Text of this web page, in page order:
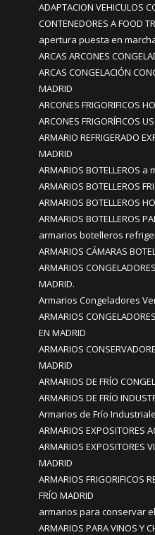
ADAPTACION VEHICULOS
CONTENEDORES A FOOD
apertura puesta en
ARCAS ARCONES
ARCAS CONGELACIÓN
MADRID
ARCONES FRIGORIFICOS
ARCONES FRIGORÍFICOS
ARMARIO REFRIGERADO
MADRID
ARMARIOS BOTELLEROS a
ARMARIOS BOTELLEROS
ARMARIOS BOTELLEROS
ARMARIOS BOTELLEROS
armarios botelleros
ARMARIOS CÁMARAS
ARMARIOS
MADRID.
Armarios Congeladores
ARMARIOS
EN MADRID
ARMARIOS
MADRID
ARMARIOS DE FRÍO
ARMARIOS DE FRÍO
Armarios de Frío
ARMARIOS EXPOSITORES
ARMARIOS EXPOSITORES
MADRID
ARMARIOS FRIGORIFICOS
FRÍO MADRID
armarios para conservar
ARMARIOS PARA VINOS Y